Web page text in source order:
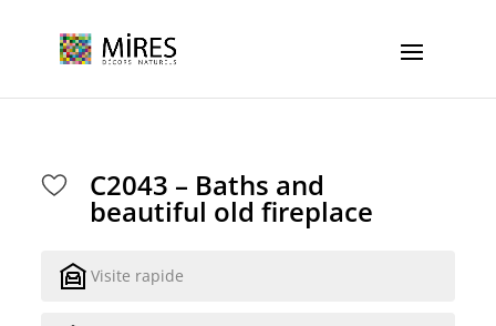
C2043 – Baths and
beautiful old fireplace
Visite rapide